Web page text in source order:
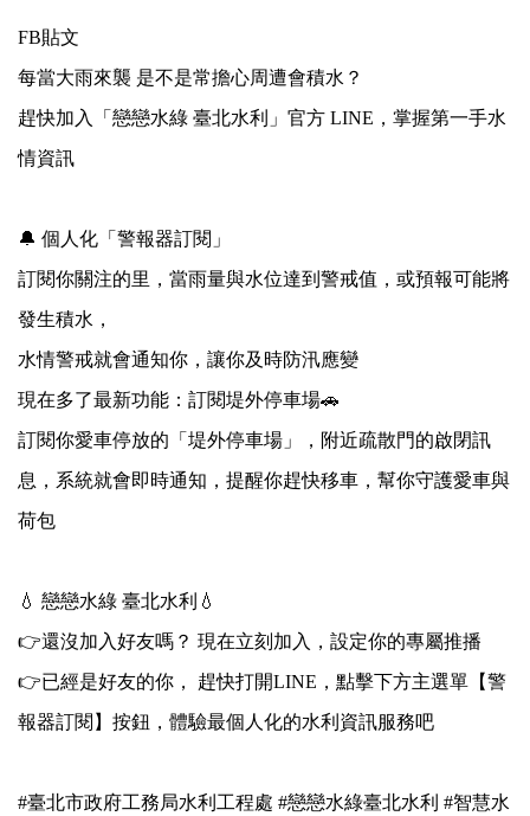
檢
系
文
化
化
資
北
市
區
里
說
臺
鄰
長
冊
FB貼文
每當大雨來襲 是不是常擔心周遭會積水？
趕快加入「戀戀水綠 臺北水利」官方 LINE，掌握第一手水
情資訊
🔔 個人化「警報器訂閱」
訂閱你關注的里，當雨量與水位達到警戒值，或預報可能將
發生積水，
水情警戒就會通知你，讓你及時防汛應變
現在多了最新功能：訂閱堤外停車場🚗
訂閱你愛車停放的「堤外停車場」，附近疏散門的啟閉訊
息，系統就會即時通知，提醒你趕快移車，幫你守護愛車與
荷包
💧 戀戀水綠 臺北水利💧
👉還沒加入好友嗎？ 現在立刻加入，設定你的專屬推播
👉已經是好友的你， 趕快打開LINE，點擊下方主選單【警
報器訂閱】按鈕，體驗最個人化的水利資訊服務吧
#臺北市政府工務局水利工程處 #戀戀水綠臺北水利 #智慧水